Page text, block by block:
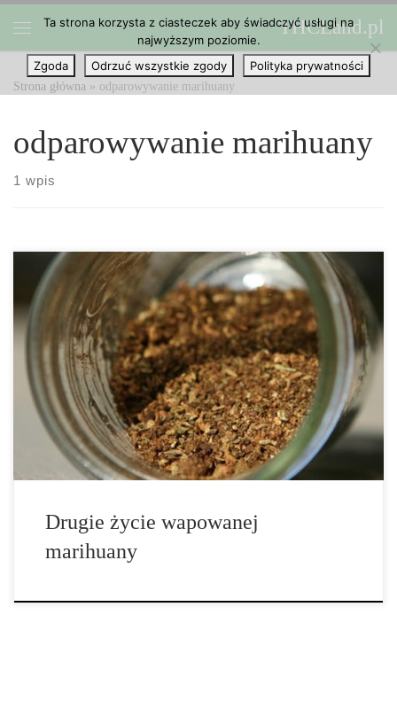
Przejdź do treści THCLand.pl
Strona główna » odparowywanie marihuany
odparowywanie marihuany
1 wpis
Wielokrotność użytku jest jednym z kluczowych elementów
marketingu na współczesnym rynku. Pozwala użytkownikowi
znaleźć cel dla określonego produktu, nawet jeśli jego pierwotne
zastosowanie nie jest już możliwe. Jeśli chodzi o stosowanie
waporyzatora w naszych obecnych „zielonych” czasach, wiele osób
zastanawia […]
Drugie życie wapowanej
marihuany
Ta strona korzysta z ciasteczek aby świadczyć usługi na
najwyższym poziomie.
Zgoda
Odrzuć wszystkie zgody Polityka prywatności